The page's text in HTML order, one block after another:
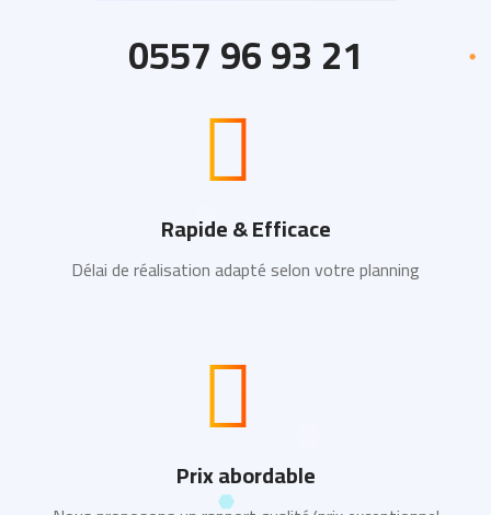
0557 96 93 21
Rapide & Efficace
Délai de réalisation adapté selon votre planning
Prix abordable